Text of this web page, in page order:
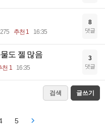
추천 1 16:35
8
댓글
도 젤 많음
천 1 16:35
3
댓글
검색 글쓰기
5